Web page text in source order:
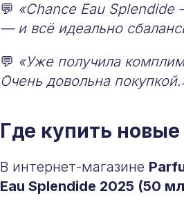
💬 «Chance Eau
— и всё идеально
💬 «Уже получила
Очень довольна
Где купить
В интернет-магазине
Eau Splendide 2025 (50